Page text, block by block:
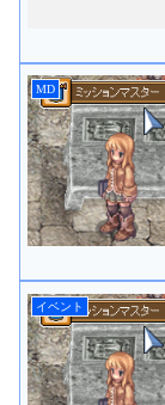
MD
イベント